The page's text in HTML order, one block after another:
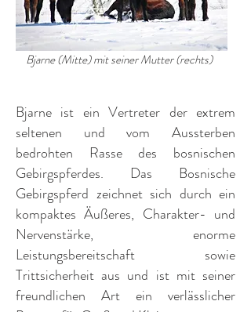
Bjarne (Mitte) mit seiner Mutter (rechts)
Bjarne ist ein Vertreter der extrem
seltenen und vom Aussterben
bedrohten Rasse des bosnischen
Gebirgspferdes. Das Bosnische
Gebirgspferd zeichnet sich durch ein
kompaktes Äußeres, Charakter- und
Nervenstärke, enorme
Leistungsbereitschaft sowie
Trittsicherheit aus und ist mit seiner
freundlichen Art ein verlässlicher